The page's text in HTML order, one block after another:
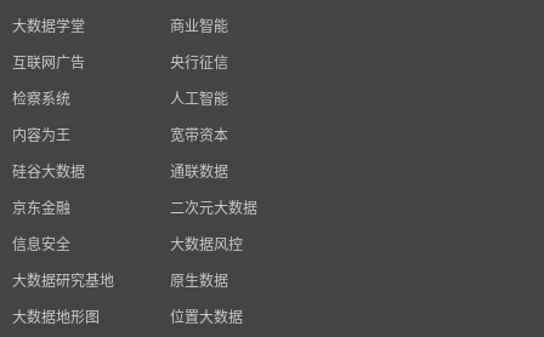
大数据学堂 商业智能
互联网广告 央行征信
检察系统 人工智能
内容为王 宽带资本
硅谷大数据 通联数据
京东金融 二次元大数据
信息安全 大数据风控
大数据研究基地 原生数据
大数据地形图 位置大数据